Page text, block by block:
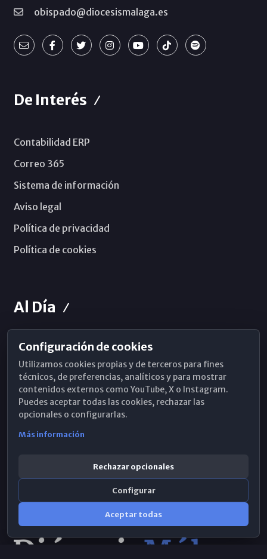
obispado@diocesismalaga.es
De Interés
Contabilidad ERP
Correo 365
Sistema de información
Aviso legal
Política de privacidad
Política de cookies
Al Día
Horarios de Misa
Hemeroteca
WhatsApp
Configuración de cookies
Utilizamos cookies propias y de terceros para fines
técnicos, de preferencias, analíticos y para mostrar
contenidos externos como YouTube, X o Instagram.
Puedes aceptar todas las cookies, rechazar las
opcionales o configurarlas.
Más información
Rechazar opcionales
Configurar
Aceptar todas